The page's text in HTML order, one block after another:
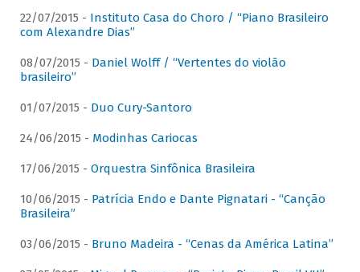
22/07/2015 - Instituto Casa do Choro / “Piano Brasileiro
com Alexandre Dias”
08/07/2015 - Daniel Wolff / “Vertentes do violão
brasileiro”
01/07/2015 - Duo Cury-Santoro
24/06/2015 - Modinhas Cariocas
17/06/2015 - Orquestra Sinfônica Brasileira
10/06/2015 - Patrícia Endo e Dante Pignatari - “Canção
Brasileira”
03/06/2015 - Bruno Madeira - “Cenas da América Latina”